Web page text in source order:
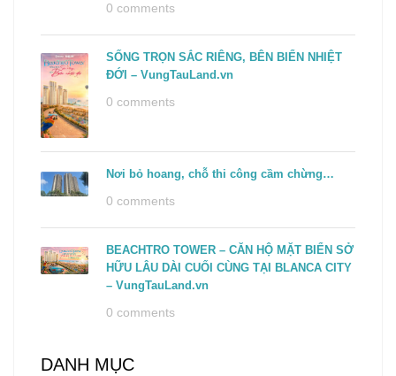
0 comments
SỐNG TRỌN SẮC RIÊNG, BÊN BIỂN NHIỆT
ĐỚI – VungTauLand.vn
0 comments
Nơi bỏ hoang, chỗ thi công cầm chừng…
0 comments
BEACHTRO TOWER – CĂN HỘ MẶT BIỂN SỞ
HỮU LÂU DÀI CUỐI CÙNG TẠI BLANCA CITY
– VungTauLand.vn
0 comments
DANH MỤC